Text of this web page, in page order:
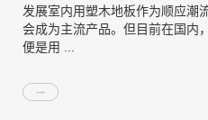
发展室内用塑木地板作为顺应潮
会成为主流产品。但目前在国内
便是用 ...